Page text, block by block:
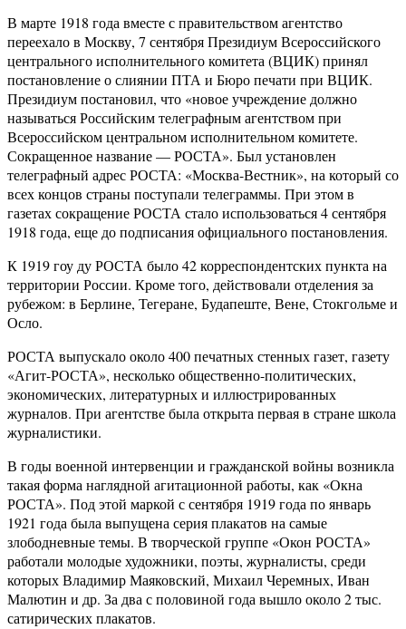
В марте 1918 года вместе с правительством агентство
переехало в Москву, 7 сентября Президиум Всероссийского
центрального исполнительного комитета (ВЦИК) принял
постановление о слиянии ПТА и Бюро печати при ВЦИК.
Президиум постановил, что «новое учреждение должно
называться Российским телеграфным агентством при
Всероссийском центральном исполнительном комитете.
Сокращенное название — РОСТА». Был установлен
телеграфный адрес РОСТА: «Москва-Вестник», на который со
всех концов страны поступали телеграммы. При этом в
газетах сокращение РОСТА стало использоваться 4 сентября
1918 года, еще до подписания официального постановления.
К 1919 гоу ду РОСТА было 42 корреспондентских пункта на
территории России. Кроме того, действовали отделения за
рубежом: в Берлине, Тегеране, Будапеште, Вене, Стокгольме и
Осло.
РОСТА выпускало около 400 печатных стенных газет, газету
«Агит-РОСТА», несколько общественно-политических,
экономических, литературных и иллюстрированных
журналов. При агентстве была открыта первая в стране школа
журналистики.
В годы военной интервенции и гражданской войны возникла
такая форма наглядной агитационной работы, как «Окна
РОСТА». Под этой маркой с сентября 1919 года по январь
1921 года была выпущена серия плакатов на самые
злободневные темы. В творческой группе «Окон РОСТА»
работали молодые художники, поэты, журналисты, среди
которых Владимир Маяковский, Михаил Черемных, Иван
Малютин и др. За два с половиной года вышло около 2 тыс.
сатирических плакатов.